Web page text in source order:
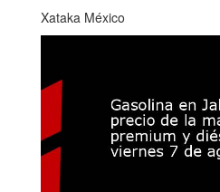
Xataka México